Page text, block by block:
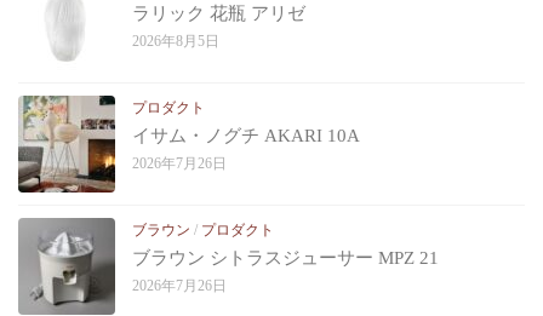
ラリック 花瓶 アリゼ
2026年8月5日
プロダクト
イサム・ノグチ AKARI 10A
2026年7月26日
ブラウン / プロダクト
ブラウン シトラスジューサー MPZ 21
2026年7月26日